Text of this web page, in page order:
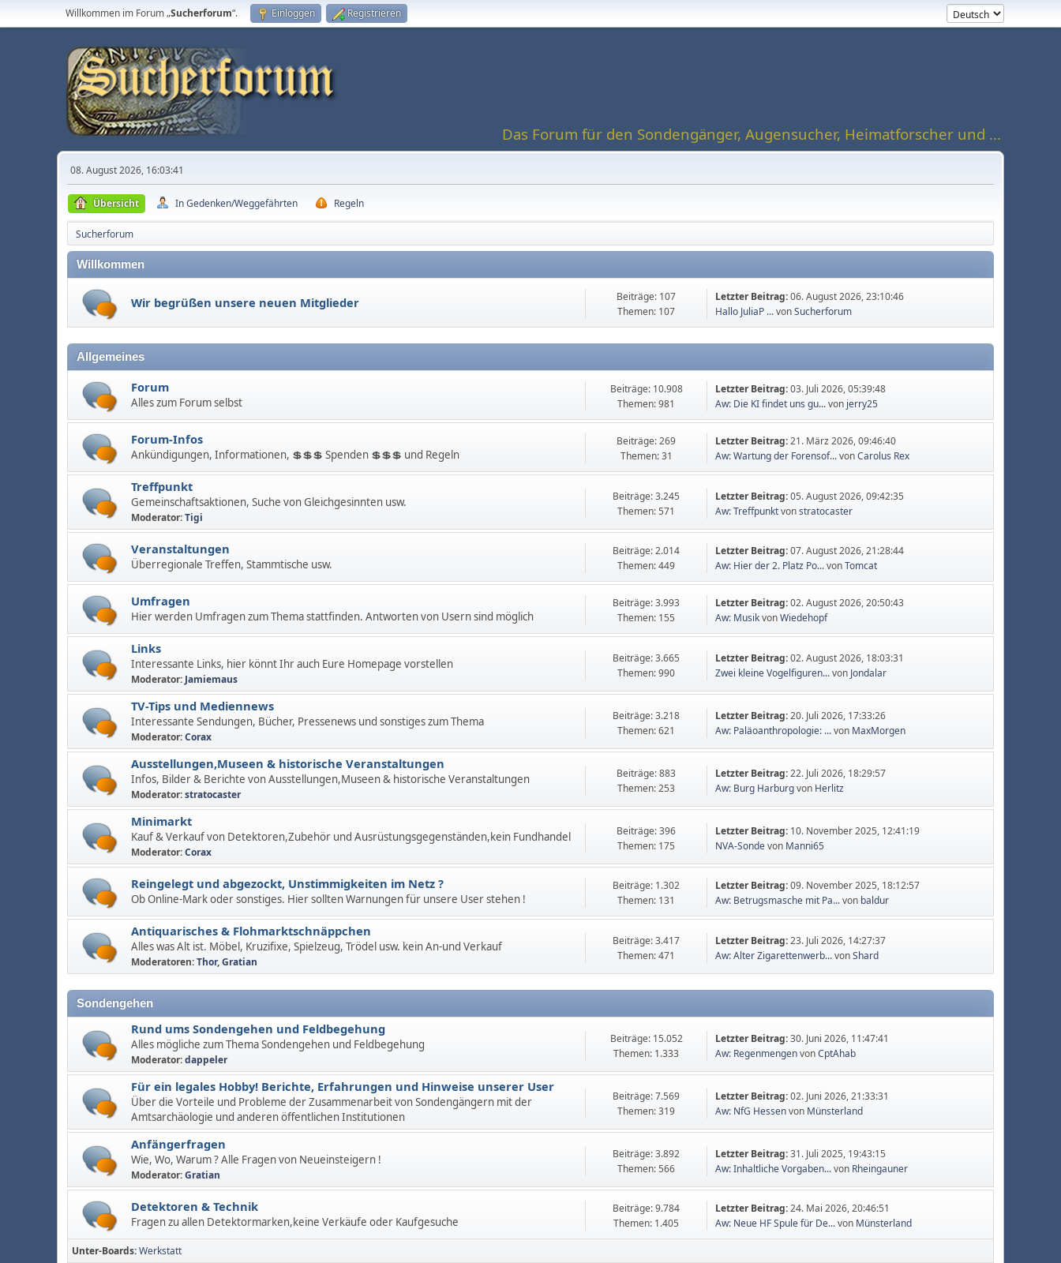
Willkommen im Forum „Sucherforum“. Einloggen Registrieren
Das Forum für den Sondengänger, Augensucher, Heimatforscher und ...
08. August 2026, 16:03:41
Übersicht In Gedenken/Weggefährten Regeln
Sucherforum
Willkommen
Wir begrüßen unsere neuen Mitglieder
Beiträge: 107
Themen: 107
Letzter Beitrag:06. August 2026, 23:10:46
Hallo JuliaP ...vonSucherforum
Allgemeines
Forum
Alles zum Forum selbst
Beiträge: 10.908
Themen: 981
Letzter Beitrag:03. Juli 2026, 05:39:48
Aw: Die KI findet uns gu...von jerry25
Forum-Infos
Ankündigungen, Informationen, 💲💲💲 Spenden 💲💲💲 und Regeln
Beiträge: 269
Themen: 31
Letzter Beitrag:21. März 2026, 09:46:40
Aw: Wartung der Forensof...vonCarolus Rex
Treffpunkt
Gemeinschaftsaktionen, Suche von Gleichgesinnten usw.
Moderator:Tigi
Beiträge: 3.245
Themen: 571
Letzter Beitrag:05. August 2026, 09:42:35
Aw: Treffpunktvonstratocaster
Veranstaltungen
Überregionale Treffen, Stammtische usw.
Beiträge: 2.014
Themen: 449
Letzter Beitrag:07. August 2026, 21:28:44
Aw: Hier der 2. Platz Po...vonTomcat
Umfragen
Hier werden Umfragen zum Thema stattfinden. Antworten von Usern sind möglich
Beiträge: 3.993
Themen: 155
Letzter Beitrag:02. August 2026, 20:50:43
Aw: MusikvonWiedehopf
Links
Interessante Links, hier könnt Ihr auch Eure Homepage vorstellen
Moderator: Jamiemaus
Beiträge: 3.665
Themen: 990
Letzter Beitrag:02. August 2026, 18:03:31
Zwei kleine Vogelfiguren...von Jondalar
TV-Tips und Mediennews
Interessante Sendungen, Bücher, Pressenews und sonstiges zum Thema
Moderator:Corax
Beiträge: 3.218
Themen: 621
Letzter Beitrag:20. Juli 2026, 17:33:26
Aw: Paläoanthropologie: ...von MaxMorgen
Ausstellungen,Museen & historische Veranstaltungen
Infos, Bilder & Berichte von Ausstellungen,Museen & historische Veranstaltungen
Moderator:stratocaster
Beiträge: 883
Themen: 253
Letzter Beitrag:22. Juli 2026, 18:29:57
Aw: Burg Harburgvon Herlitz
Minimarkt
Kauf & Verkauf von Detektoren,Zubehör und Ausrüstungsgegenständen,kein Fundhandel
Moderator:Corax
Beiträge: 396
Themen: 175
Letzter Beitrag: 10. November 2025, 12:41:19
NVA-Sondevon Manni65
Reingelegt und abgezockt, Unstimmigkeiten im Netz ?
Ob Online-Mark oder sonstiges. Hier sollten Warnungen für unsere User stehen !
Beiträge: 1.302
Themen: 131
Letzter Beitrag:09. November 2025, 18:12:57
Aw: Betrugsmasche mit Pa...von baldur
Antiquarisches & Flohmarktschnäppchen
Alles was Alt ist. Möbel, Kruzifixe, Spielzeug, Trödel usw. kein An-und Verkauf
Moderatoren:Thor,Gratian
Beiträge: 3.417
Themen: 471
Letzter Beitrag:23. Juli 2026, 14:27:37
Aw: Alter Zigarettenwerb...vonShard
Sondengehen
Rund ums Sondengehen und Feldbegehung
Alles mögliche zum Thema Sondengehen und Feldbegehung
Moderator:dappeler
Beiträge: 15.052
Themen: 1.333
Letzter Beitrag:30. Juni 2026, 11:47:41
Aw: RegenmengenvonCptAhab
Für ein legales Hobby! Berichte, Erfahrungen und Hinweise unserer User
Über die Vorteile und Probleme der Zusammenarbeit von Sondengängern mit der
Amtsarchäologie und anderen öffentlichen Institutionen
Beiträge: 7.569
Themen: 319
Letzter Beitrag:02. Juni 2026, 21:33:31
Aw: NfG Hessenvon Münsterland
Anfängerfragen
Wie, Wo, Warum ? Alle Fragen von Neueinsteigern !
Moderator:Gratian
Beiträge: 3.892
Themen: 566
Letzter Beitrag:31. Juli 2025, 19:43:15
Aw: Inhaltliche Vorgaben...von Rheingauner
Detektoren & Technik
Fragen zu allen Detektormarken,keine Verkäufe oder Kaufgesuche
Beiträge: 9.784
Themen: 1.405
Letzter Beitrag:24. Mai 2026, 20:46:51
Aw: Neue HF Spule für De...von Münsterland
Unter-Boards Werkstatt